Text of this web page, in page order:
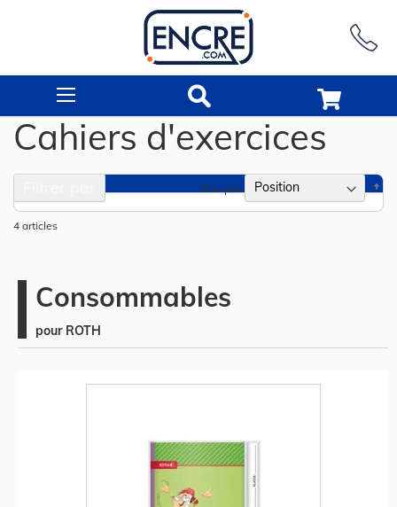
Cahiers d'exercices
4 articles
Trier par
Consommables
pour ROTH